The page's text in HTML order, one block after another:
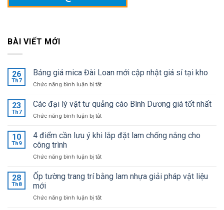
BÀI VIẾT MỚI
26
Th7
Bảng giá mica Đài Loan mới cập nhật giá sỉ tại kho
Chức năng bình luận bị tắtở
giá
mica
Đài
mới
giá
tại
23
Th7
Các đại lý vật tư quảng cáo Bình Dương giá tốt nhất
Chức năng bình luận bị tắtở
đại
tư
cáo
giá
10
Th9
4 điểm cần lưu ý khi lắp đặt lam chống nắng cho
công trình
Chức năng bình luận bị tắtở
điểm
cần
ý
28
Th8
Ốp tường trang trí bằng lam nhựa giải pháp vật liệu
mới
Chức năng bình luận bị tắtở